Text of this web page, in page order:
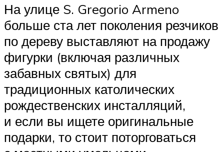
На улице S. Gregorio Armeno
больше ста лет поколения резчиков
по дереву выставляют на продажу
фигурки (включая различных
забавных святых) для
традиционных католических
рождественских инсталляций,
и если вы ищете оригинальные
подарки, то стоит поторговаться